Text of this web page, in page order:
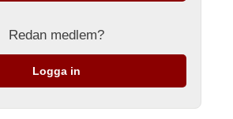
Redan medlem?
Logga in